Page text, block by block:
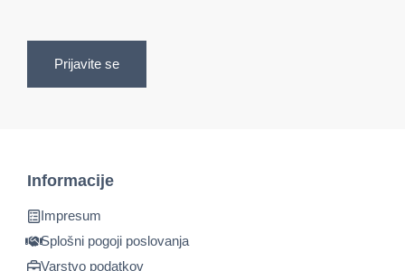
Prijavite se
Informacije
Impresum
Splošni pogoji poslovanja
Varstvo podatkov